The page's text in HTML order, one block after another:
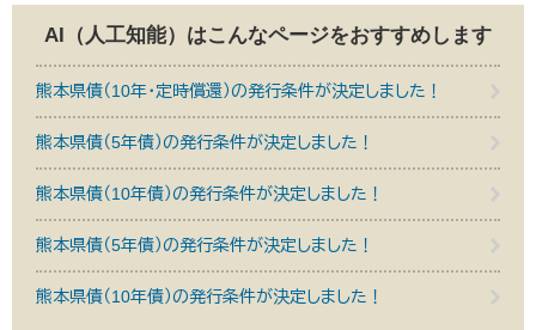
AI（人工知能）はこんなページをおすすめします
熊本県債（10年・定時償還）の発行条件が決定しました！
熊本県債（5年債）の発行条件が決定しました！
熊本県債（10年債）の発行条件が決定しました！
熊本県債（5年債）の発行条件が決定しました！
熊本県債（10年債）の発行条件が決定しました！